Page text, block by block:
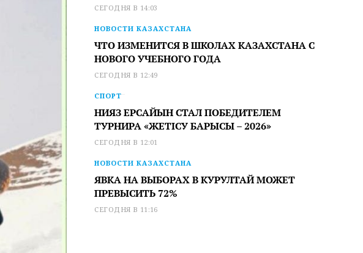
СЕГОДНЯ В 14:03
НОВОСТИ КАЗАХСТАНА
ЧТО ИЗМЕНИТСЯ В ШКОЛАХ КАЗАХСТАНА С
НОВОГО УЧЕБНОГО ГОДА
СЕГОДНЯ В 12:49
СПОРТ
НИЯЗ ЕРСАЙЫН СТАЛ ПОБЕДИТЕЛЕМ
ТУРНИРА «ЖЕТІСУ БАРЫСЫ – 2026»
СЕГОДНЯ В 12:01
НОВОСТИ КАЗАХСТАНА
ЯВКА НА ВЫБОРАХ В КУРУЛТАЙ МОЖЕТ
ПРЕВЫСИТЬ 72%
СЕГОДНЯ В 11:16